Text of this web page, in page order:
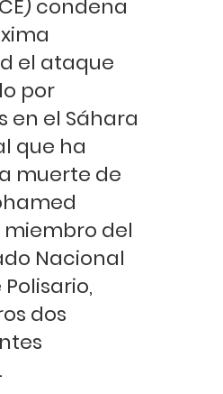
condena
el ataque
por
en el Sáhara
que ha
muerte de
miembro del
Nacional
dos